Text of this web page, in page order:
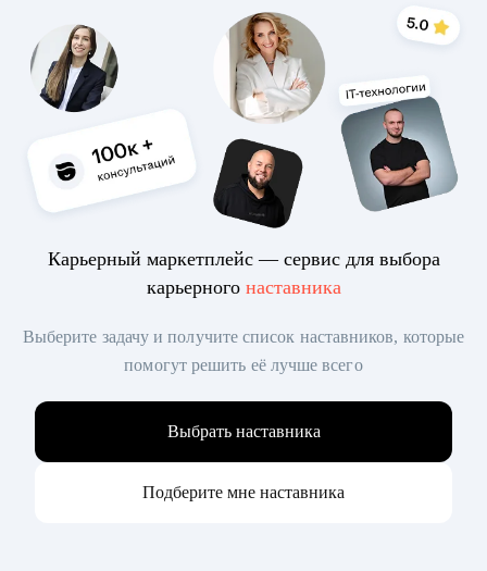
Карьерный маркетплейс — сервис для выбора
карьерного наставника
Выберите задачу и получите список наставников, которые
помогут решить её лучше всего
Выбрать наставника
Подберите мне наставника